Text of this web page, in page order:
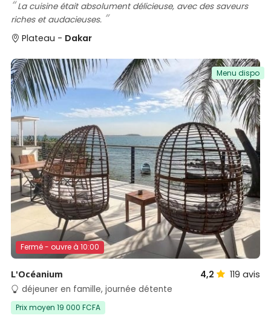
La cuisine était absolument délicieuse, avec des saveurs
riches et audacieuses.
Plateau - Dakar
Fermé - ouvre à 10:00
Menu dispo
L'Océanium 4,2 119 avis
déjeuner en famille, journée détente
Prix moyen 19 000 FCFA